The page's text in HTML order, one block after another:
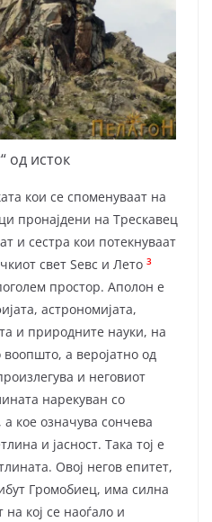
од исток
кои се споменуваат на
пронајдени на Трескавец
и сестра кои потекнуваат
свет Ѕевс и Лето 3
простор. Аполон е
астрономијата,
и природните науки, на
а веројатно од
и неговиот
нарекуван со
, а кое означува сончева
и јасност. Така тој е
Овој негов епитет,
Громобиец, има силна
на кој се наоѓало и